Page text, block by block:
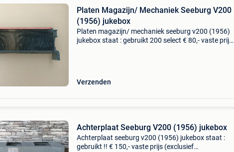
Platen Magazijn/ Mechaniek Seeburg V200
(1956) jukebox
Platen magazijn/ mechaniek seeburg v200 (1956)
jukebox staat : gebruikt 200 select € 80,- vaste prijs
Verzenden
Achterplaat Seeburg V200 (1956) jukebox
Achterplaat seeburg v200 (1956) jukebox staat :
gebruikt !! € 150,- vaste prijs (exclusief